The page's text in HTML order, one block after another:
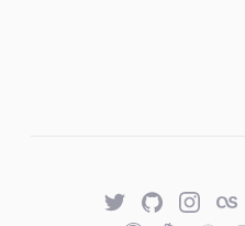
TwitterGitHubTwitter